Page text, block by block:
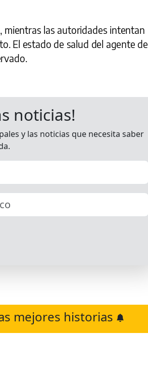
mientras las autoridades intentan
El estado de salud del agente de
mejores historias